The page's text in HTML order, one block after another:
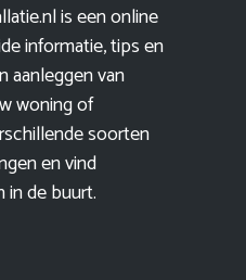
is een online
informatie, tips en
aanleggen van
woning of
soorten
en vind
in de buurt.